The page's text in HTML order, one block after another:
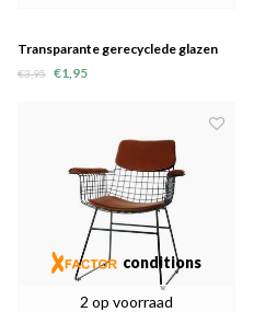
Transparante gerecyclede glazen
kom
€3,95 €1,95
2 op voorraad
conditions